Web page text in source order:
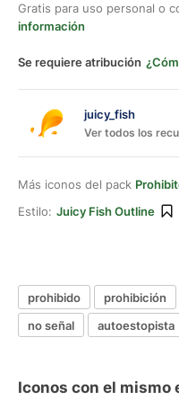
Gratis para uso personal o
información
Se requiere atribución
juicy_fish
Ver todos los
Más iconos del pack
Estilo: Juicy Fish Outline
prohibido prohibición
no señal
autoestopista
Iconos con el mismo